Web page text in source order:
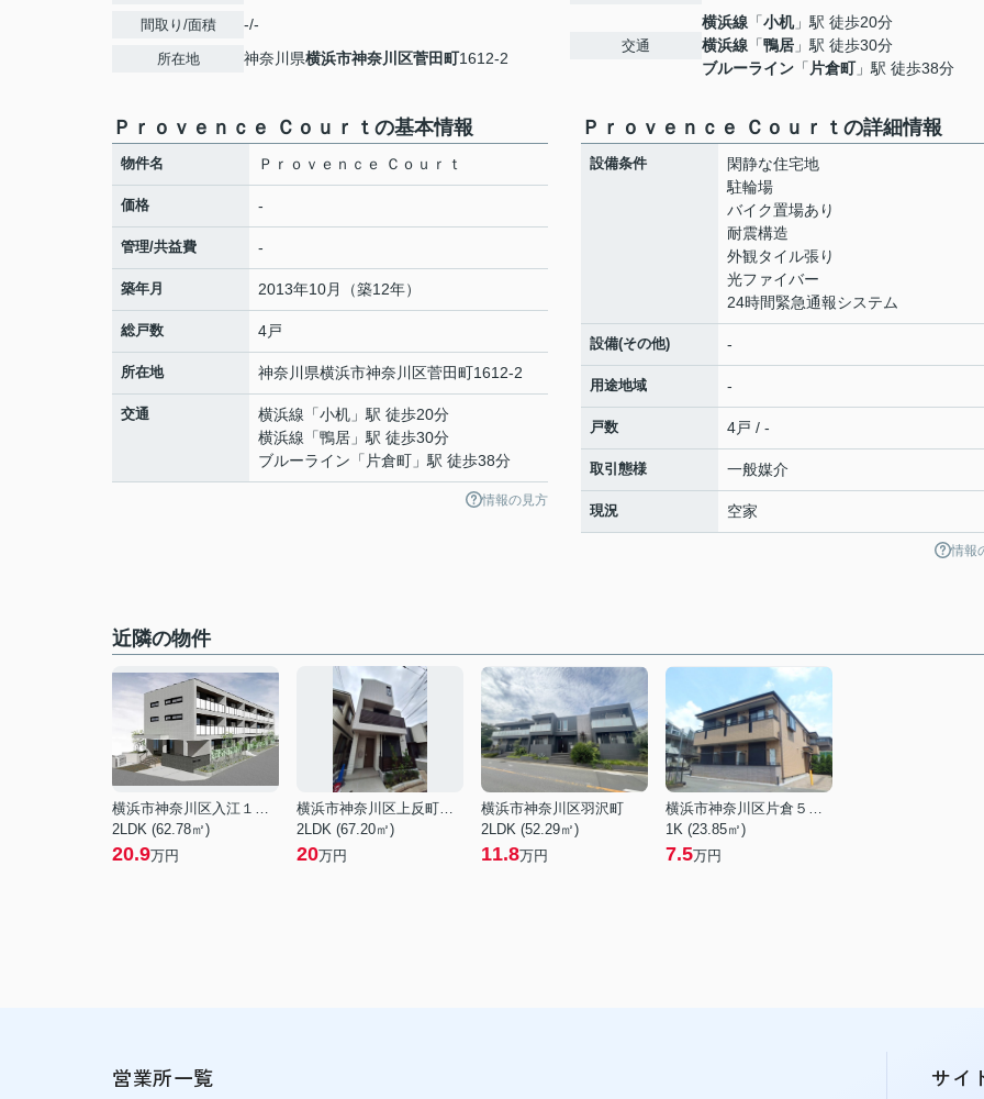
間取り/面積 -/-
所在地 神奈川県横浜市神奈川区菅田町1612-2
交通
横浜線 「小机」駅 徒歩20分
横浜線 「鴨居 」駅 徒歩30分
ブルーライン 「 片倉町」駅 徒歩38分
Ｐｒｏｖｅｎｃｅ Ｃｏｕｒｔの基本情報
物件名 Ｐｒｏｖｅｎｃｅ Ｃｏｕｒｔ
価格 -
管理/共益費 -
築年月 2013年10月（築12年）
総戸数 4戸
所在地 神奈川県横浜市神奈川区菅田町1612-2
交通 横浜線 「小机 」駅 徒歩20分
横浜線 「鴨居 」駅 徒歩30分
ブルーライン 「 片倉町 」駅 徒歩38分
情報の見方
Ｐｒｏｖｅｎｃｅ Ｃｏｕｒｔの詳細情報
設備条件
閑静な住宅地
駐輪場
バイク置場あり
耐震構造
外観タイル張り
光ファイバー
24時間緊急通報システム
設備(その他) -
用途地域 -
戸数 4戸 / -
取引態様 一般媒介
現況 空家
情報
近隣の物件
横浜市神奈川区入江１丁目
2LDK (62.78㎡)
20.9万円
横浜市神奈川区上反町１丁目
2LDK (67.20㎡)
20万円
横浜市神奈川区羽沢町
2LDK (52.29㎡)
11.8万円
横浜市神奈川区片倉５丁目
1K (23.85㎡)
7.5万円
営業所一覧 サイ